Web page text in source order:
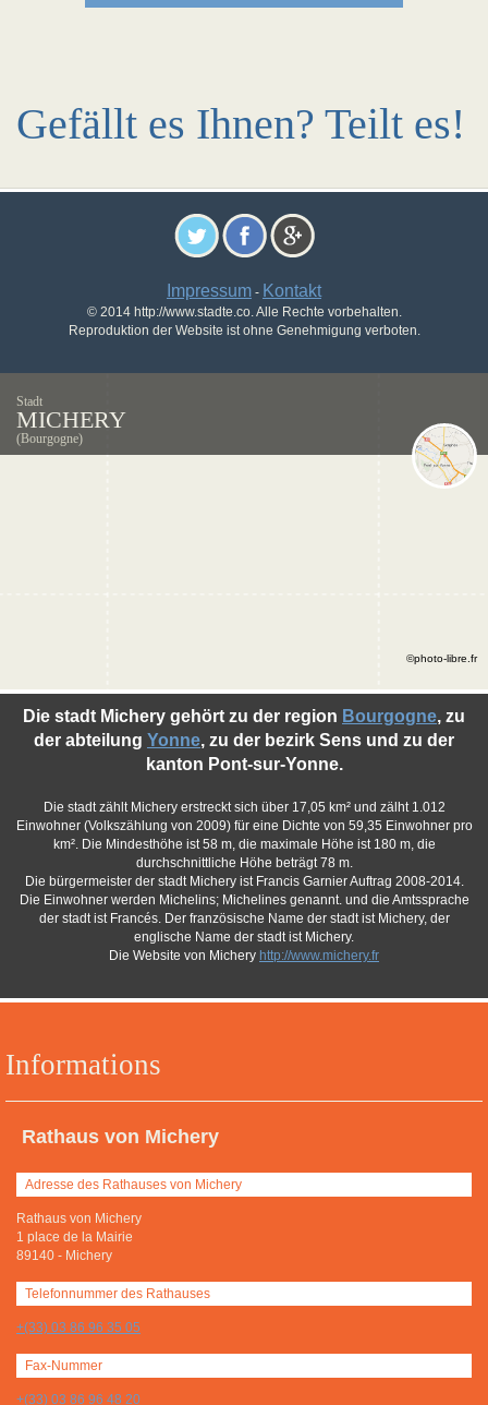
Gefällt es Ihnen? Teilt es!
Impressum - Kontakt
© 2014 http://www.stadte.co. Alle Rechte vorbehalten.
Reproduktion der Website ist ohne Genehmigung verboten.
Stadt
MICHERY
(Bourgogne)
Informations
Rathaus von Michery
Adresse des Rathauses von Michery
Rathaus von Michery
1 place de la Mairie
89140 - Michery
Telefonnummer des Rathauses
+(33) 03 86 96 35 05
Fax-Nummer
+(33) 03 86 96 48 20
Die stadt Michery gehört zu der region Bourgogne, zu
der abteilung Yonne, zu der bezirk Sens und zu der
kanton Pont-sur-Yonne.
Die stadt zählt Michery erstreckt sich über 17,05 km² und zälht 1.012
Einwohner (Volkszählung von 2009) für eine Dichte von 59,35 Einwohner pro
km². Die Mindesthöhe ist 58 m, die maximale Höhe ist 180 m, die
durchschnittliche Höhe beträgt 78 m.
Die bürgermeister der stadt Michery ist Francis Garnier Auftrag 2008-2014.
Die Einwohner werden Michelins; Michelines genannt. und die Amtssprache
der stadt ist Francés. Der französische Name der stadt ist Michery, der
englische Name der stadt ist Michery.
Die Website von Michery http://www.michery.fr
©photo-libre.fr